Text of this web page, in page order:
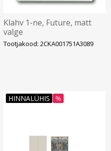
Klahv 1-ne, Future, matt
valge
Tootjakood: 2CKA001751A3089
HINNALÜHIS %